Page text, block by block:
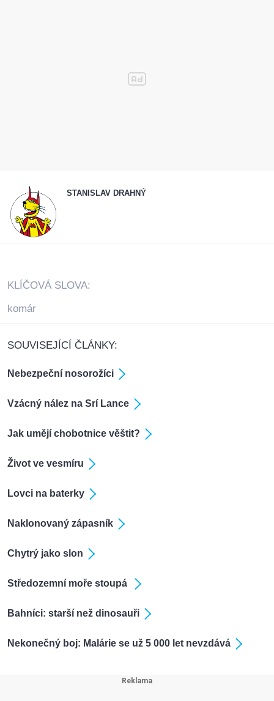
STANISLAV DRAHNÝ
KLÍČOVÁ SLOVA:
komár
SOUVISEJÍCÍ ČLÁNKY:
Nebezpeční nosorožíci
Vzácný nález na Srí Lance
Jak umějí chobotnice věštit?
Život ve vesmíru
Lovci na baterky
Naklonovaný zápasník
Chytrý jako slon
Středozemní moře stoupá
Bahníci: starší než dinosauři
Nekonečný boj: Malárie se už 5 000 let nevzdává